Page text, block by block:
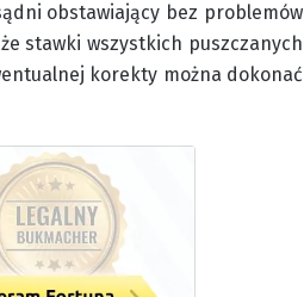
obstawiający bez problemów
stawki wszystkich puszczanych
korekty można dokonać